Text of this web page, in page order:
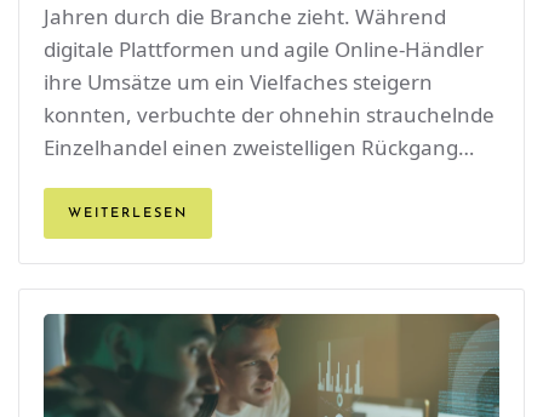
Jahren durch die Branche zieht. Während
digitale Plattformen und agile Online-Händler
ihre Umsätze um ein Vielfaches steigern
konnten, verbuchte der ohnehin strauchelnde
Einzelhandel einen zweistelligen Rückgang…
WEITERLESEN